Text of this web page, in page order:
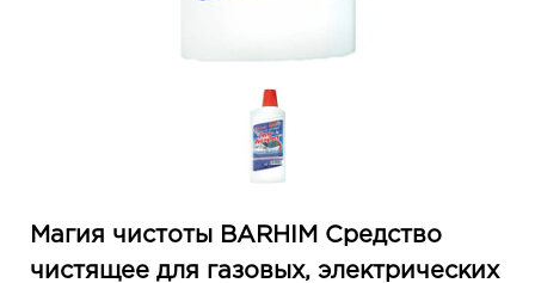
Магия чистоты BARHIM Средство
чистящее для газовых, электрических